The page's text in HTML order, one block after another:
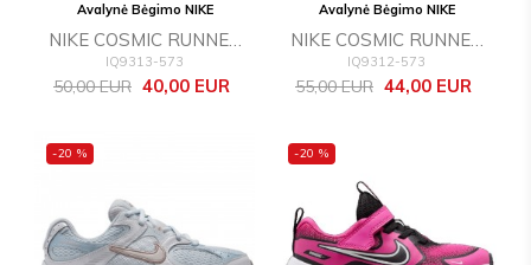
Avalynė Bėgimo NIKE
NIKE COSMIC RUNNER
(PS)
IQ9313-573
Bazinė
50,00 EUR Kaina
40,00 EUR
Avalynė Bėgimo NIKE
NIKE COSMIC RUNNER
(GS)
IQ9312-573
Bazinė
55,00 EUR Kaina
44,00 EUR
-20 % -20 %